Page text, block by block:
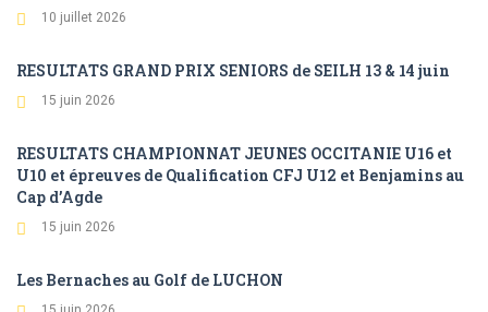
10 juillet 2026
RESULTATS GRAND PRIX SENIORS de SEILH 13 & 14 juin
15 juin 2026
RESULTATS CHAMPIONNAT JEUNES OCCITANIE U16 et
U10 et épreuves de Qualification CFJ U12 et Benjamins au
Cap d’Agde
15 juin 2026
Les Bernaches au Golf de LUCHON